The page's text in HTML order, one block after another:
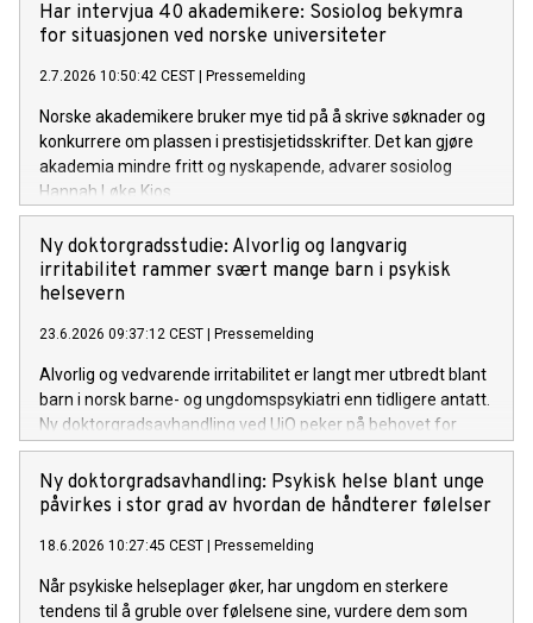
Har intervjua 40 akademikere: Sosiolog bekymra
for situasjonen ved norske universiteter
2.7.2026 10:50:42 CEST Pressemelding
Norske akademikere bruker mye tid på å skrive søknader og
konkurrere om plassen i prestisjetidsskrifter. Det kan gjøre
akademia mindre fritt og nyskapende, advarer sosiolog
Hannah Løke Kjos.
Ny doktorgradsstudie: Alvorlig og langvarig
irritabilitet rammer svært mange barn i psykisk
helsevern
23.6.2026 09:37:12 CEST Pressemelding
Alvorlig og vedvarende irritabilitet er langt mer utbredt blant
barn i norsk barne- og ungdomspsykiatri enn tidligere antatt.
Ny doktorgradsavhandling ved UiO peker på behovet for
tidlig identifisering samt tiltak som retter seg mot både
barnets reguleringsvansker og foreldrenes belastning.
Ny doktorgradsavhandling: Psykisk helse blant unge
påvirkes i stor grad av hvordan de håndterer følelser
18.6.2026 10:27:45 CEST Pressemelding
Når psykiske helseplager øker, har ungdom en sterkere
tendens til å gruble over følelsene sine, vurdere dem som